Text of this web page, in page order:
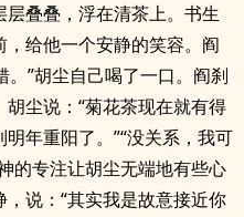
叠叠，浮在清茶上。书生
给他一个安静的笑容。阎
。”胡尘自己喝了一口。阎刹
尘说：“菊花茶现在就有得
年重阳了。”“没关系，我可
的专注让胡尘无端地有些心
说：“其实我是故意接近你